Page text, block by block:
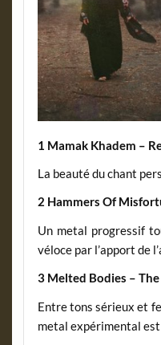
1 Mamak Khadem –
La beauté du chant
2 Hammers Of
Un metal progressif
véloce par l’apport de
3 Melted Bodies –
Entre tons sérieux et
metal expérimental